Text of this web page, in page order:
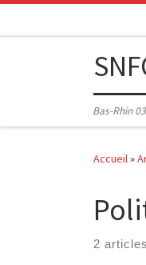
Bas-Rhin
Accueil»
2 articles